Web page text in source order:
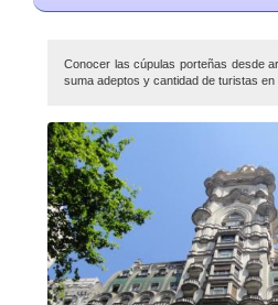
Conocer las cúpulas porteñas desde
suma adeptos y cantidad de turistas en